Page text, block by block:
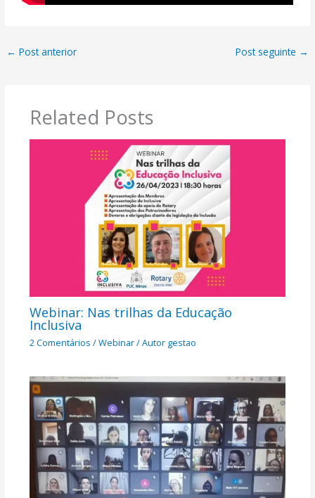
← Post anterior Post seguinte →
Related Posts
Webinar: Nas trilhas da Educação
Inclusiva
2 Comentários /Webinar/ Autor gestao